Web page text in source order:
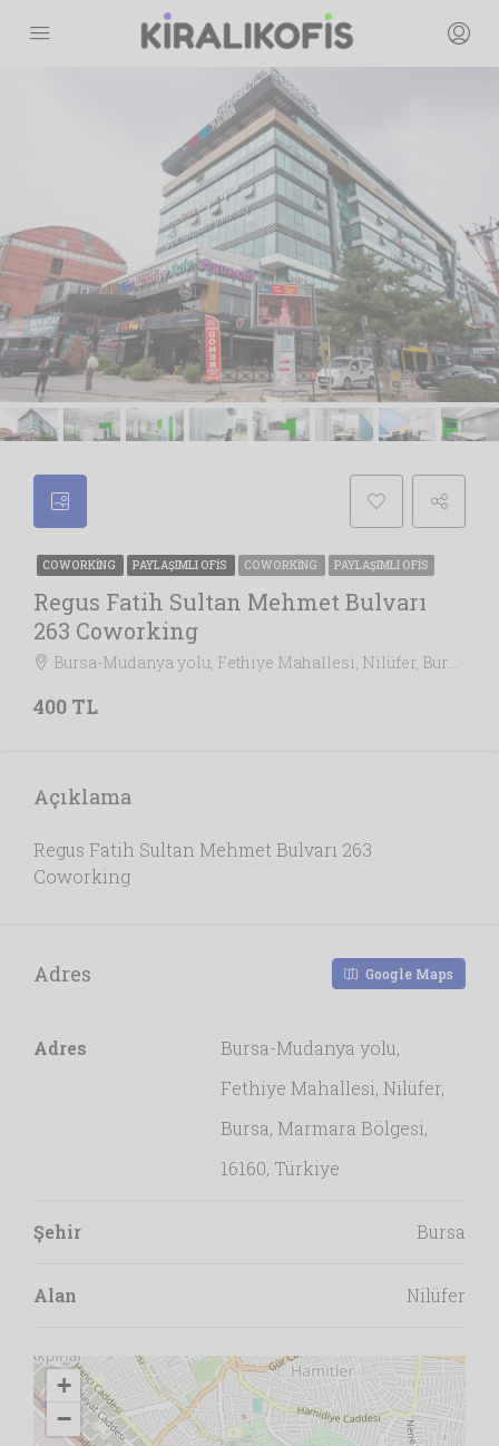
COWORKING PAYLAŞIMLI OFIS COWORKING PAYLAŞIMLI OFIS
Regus Fatih Sultan Mehmet Bulvarı
263 Coworking
Bursa-Mudanya yolu, Fethiye Mahallesi, Nilüfer, Bursa, Marmara Bölgesi, 16160, Türkiye, Bursa
400 TL
Açıklama
Regus Fatih Sultan Mehmet Bulvarı 263
Coworking
Adres Google Maps
Adres
Bursa-Mudanya yolu,
Fethiye Mahallesi, Nilüfer,
Bursa, Marmara Bölgesi,
16160, Türkiye
Şehir Bursa
Alan Nilüfer
+
−